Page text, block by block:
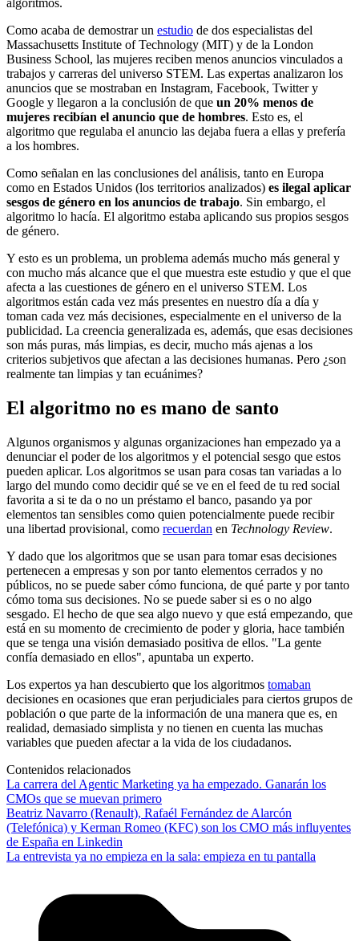
algoritmos.
Como acaba de demostrar un estudio de dos especialistas del
Massachusetts Institute of Technology (MIT) y de la London
Business School, las mujeres reciben menos anuncios vinculados a
trabajos y carreras del universo STEM. Las expertas analizaron los
anuncios que se mostraban en Instagram, Facebook, Twitter y
Google y llegaron a la conclusión de que un 20% menos de
mujeres recibían el anuncio que de hombres. Esto es, el
algoritmo que regulaba el anuncio las dejaba fuera a ellas y prefería
a los hombres.
Como señalan en las conclusiones del análisis, tanto en Europa
como en Estados Unidos (los territorios analizados) es ilegal aplicar
sesgos de género en los anuncios de trabajo. Sin embargo, el
algoritmo lo hacía. El algoritmo estaba aplicando sus propios sesgos
de género.
Y esto es un problema, un problema además mucho más general y
con mucho más alcance que el que muestra este estudio y que el que
afecta a las cuestiones de género en el universo STEM. Los
algoritmos están cada vez más presentes en nuestro día a día y
toman cada vez más decisiones, especialmente en el universo de la
publicidad. La creencia generalizada es, además, que esas decisiones
son más puras, más limpias, es decir, mucho más ajenas a los
criterios subjetivos que afectan a las decisiones humanas. Pero ¿son
realmente tan limpias y tan ecuánimes?
El algoritmo no es mano de santo
Algunos organismos y algunas organizaciones han empezado ya a
denunciar el poder de los algoritmos y el potencial sesgo que estos
pueden aplicar. Los algoritmos se usan para cosas tan variadas a lo
largo del mundo como decidir qué se ve en el feed de tu red social
favorita a si te da o no un préstamo el banco, pasando ya por
elementos tan sensibles como quien potencialmente puede recibir
una libertad provisional, como recuerdan en Technology Review.
Y dado que los algoritmos que se usan para tomar esas decisiones
pertenecen a empresas y son por tanto elementos cerrados y no
públicos, no se puede saber cómo funciona, de qué parte y por tanto
cómo toma sus decisiones. No se puede saber si es o no algo
sesgado. El hecho de que sea algo nuevo y que está empezando, que
está en su momento de crecimiento de poder y gloria, hace también
que se tenga una visión demasiado positiva de ellos. "La gente
confía demasiado en ellos", apuntaba un experto.
Los expertos ya han descubierto que los algoritmos tomaban
decisiones en ocasiones que eran perjudiciales para ciertos grupos de
población o que parte de la información de una manera que es, en
realidad, demasiado simplista y no tienen en cuenta las muchas
variables que pueden afectar a la vida de los ciudadanos.
Contenidos relacionados
La carrera del Agentic Marketing ya ha empezado. Ganarán los
CMOs que se muevan primero
Beatriz Navarro (Renault), Rafaél Fernández de Alarcón
(Telefónica) y Kerman Romeo (KFC) son los CMO más influyentes
de España en Linkedin
La entrevista ya no empieza en la sala: empieza en tu pantalla